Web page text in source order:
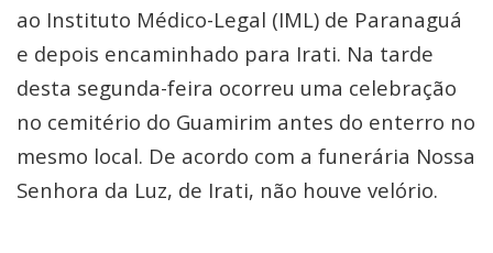
ao Instituto Médico-Legal (IML) de Paranaguá
e depois encaminhado para Irati. Na tarde
desta segunda-feira ocorreu uma celebração
no cemitério do Guamirim antes do enterro no
mesmo local. De acordo com a funerária Nossa
Senhora da Luz, de Irati, não houve velório.